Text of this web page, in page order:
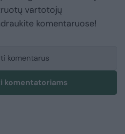
vartotojų
komentaruose!
komentarus
komentatoriams